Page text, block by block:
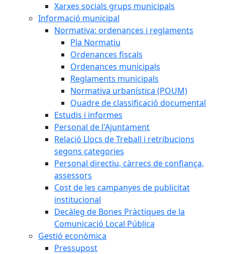
Xarxes socials grups municipals
Informació municipal
Normativa: ordenances i reglaments
Pla Normatiu
Ordenances fiscals
Ordenances municipals
Reglaments municipals
Normativa urbanística (POUM)
Quadre de classificació documental
Estudis i informes
Personal de l'Ajuntament
Relació Llocs de Treball i retribucions
segons categories
Personal directiu, càrrecs de confiança,
assessors
Cost de les campanyes de publicitat
institucional
Decàleg de Bones Pràctiques de la
Comunicació Local Pública
Gestió econòmica
Pressupost